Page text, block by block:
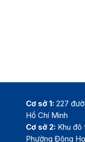
Cơ sở 1: 227
Hồ Chí Minh
Cơ sở 2: Khu đô
Phường Đông